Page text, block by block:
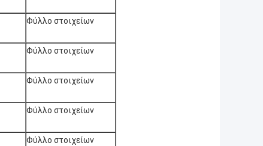
Φύλλο στοιχείων
Φύλλο στοιχείων
Φύλλο στοιχείων
Φύλλο στοιχείων
Φύλλο στοιχείων